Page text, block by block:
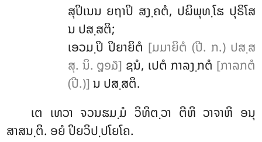
ສຸປິເນນ ຍຖາປິ ສງ຺ຄຕໍ, ປຏິພຸທ຺ໂຘ ປຸຣິໂສ
ນ ປສ຺ສຕິ;
ເອວມ຺ປິ ປິຍາຍິຕໍ [ມມາຍິຕໍ (ປີ. ກ.) ປສ຺ສ
ສຸ. ນິ. ໘໑໓] ຊນໍ, ເປຕໍ ກາລງ຺ກຕໍ [ກາລກຕໍ
(ປີ.)]ນ ປສ຺ສຕິ.
ເຕ ເທວາ ຈວນຘມ຺ມໍ ວິທິຕ຺ວາ ຕີຫິ ວາຈາຫິ ອນຸ
ສາສນ຺ຕິ. ອຍໍ ປິຍວິປ຺ປໂຍໂຄ.